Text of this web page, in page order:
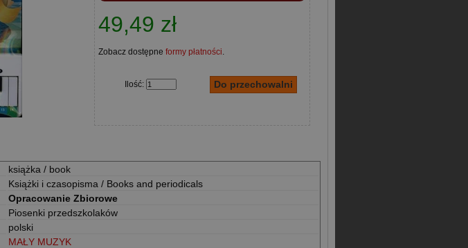
49,49 zł
Zobacz dostępne formy płatności.
Ilość:
książka / book
Książki i czasopisma / Books and periodicals
Opracowanie Zbiorowe
Piosenki przedszkolaków
polski
MAŁY MUZYK